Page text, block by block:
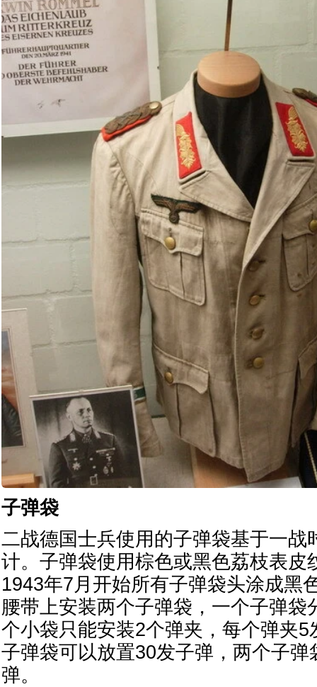
子弹袋
二战德国士兵使用的子弹袋基于一战
计。子弹袋使用棕色或黑色荔枝表皮
1943年7月开始所有子弹袋头涂成黑
腰带上安装两个子弹袋，一个子弹袋
个小袋只能安装2个弹夹，每个弹夹5
子弹袋可以放置30发子弹，两个子弹
弹。